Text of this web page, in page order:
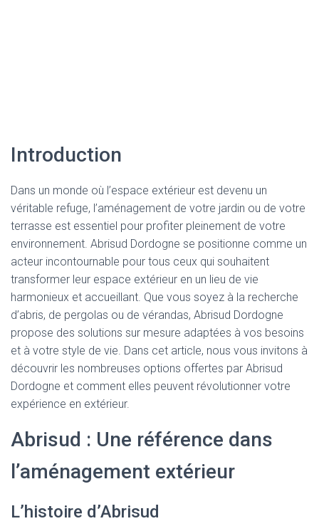
Introduction
Dans un monde où l’espace extérieur est devenu un
véritable refuge, l’aménagement de votre jardin ou de votre
terrasse est essentiel pour profiter pleinement de votre
environnement. Abrisud Dordogne se positionne comme un
acteur incontournable pour tous ceux qui souhaitent
transformer leur espace extérieur en un lieu de vie
harmonieux et accueillant. Que vous soyez à la recherche
d’abris, de pergolas ou de vérandas, Abrisud Dordogne
propose des solutions sur mesure adaptées à vos besoins
et à votre style de vie. Dans cet article, nous vous invitons à
découvrir les nombreuses options offertes par Abrisud
Dordogne et comment elles peuvent révolutionner votre
expérience en extérieur.
Abrisud : Une référence dans
l’aménagement extérieur
L’histoire d’Abrisud